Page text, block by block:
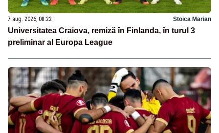
7 aug. 2026, 08:22 Stoica Marian
Universitatea Craiova, remiză în Finlanda, în turul 3
preliminar al Europa League